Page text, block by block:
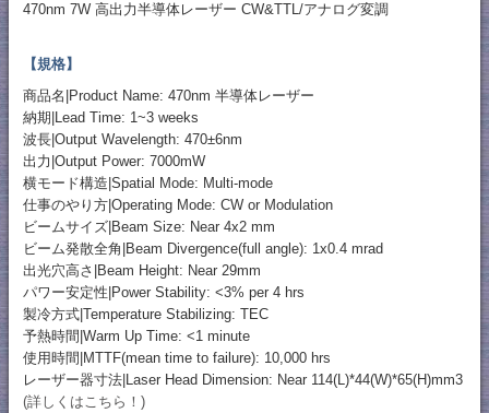
470nm 7W 高出力半導体レーザー CW&TTL/アナログ変調
【規格】
商品名|Product Name: 470nm 半導体レーザー
納期|Lead Time: 1~3 weeks
波長|Output Wavelength: 470±6nm
出力|Output Power: 7000mW
横モード構造|Spatial Mode: Multi-mode
仕事のやり方|Operating Mode: CW or Modulation
ビームサイズ|Beam Size: Near 4x2 mm
ビーム発散全角|Beam Divergence(full angle): 1x0.4 mrad
出光穴高さ|Beam Height: Near 29mm
パワー安定性|Power Stability: <3% per 4 hrs
製冷方式|Temperature Stabilizing: TEC
予熱時間|Warm Up Time: <1 minute
使用時間|MTTF(mean time to failure): 10,000 hrs
レーザー器寸法|Laser Head Dimension: Near 114(L)*44(W)*65(H)mm3
(詳しくはこちら！)